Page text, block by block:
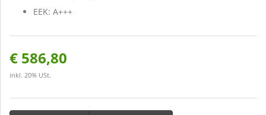
EEK: A+++
€ 586,80
inkl. 20% USt.